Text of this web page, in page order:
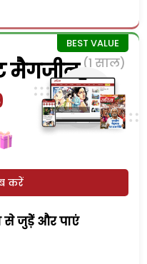
मैगजीन (1 साल)
करें
से जुड़ेें और पाएं